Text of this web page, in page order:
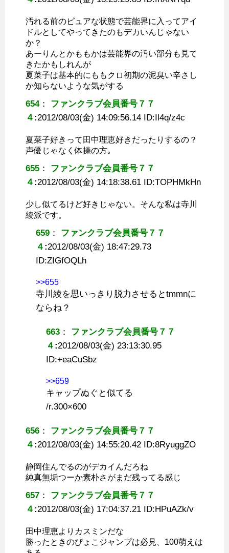
汚れる前のピュアな状態で芸能界に入ってアイ
ドルとしてやってきたのもデカいんじゃない
か？
あーりんとかももかは芸能界の汚い部分も見て
きたかもしれんが
夏菜子は基本的にももクロ初期の泥臭い辛さし
か知らないような気がする
654： ファンクラブ会員番号７７
４ :2012/08/03(金) 14:09:56.14 ID:Il4q/z4c
夏菜子好きって田中理恵好きだったりするの？
声優じゃなく体操の方｡
655 ： ファンクラブ会員番号７７
４ :2012/08/03(金) 14:18:38.61 ID:TOPHMkHn
少し似てるけど好きじゃない。そんな私は寺川
綾派です。
659 ： ファンクラブ会員番号７７
４ :2012/08/03(金) 18:47:29.73
ID:ZIGfOQLh
>>655
寺川綾を思いっきり脱力させるとtmmnに
ならね？
663 ： ファンクラブ会員番号７７
４ :2012/08/03(金) 23:13:30.95
ID:+eaCuSbz
>>659
キャップぬぐと似てる
/r.300×600
656 ： ファンクラブ会員番号７７
４ :2012/08/03(金) 14:55:20.42 ID:8RyuggZO
静岡住んでるのがデカイんだろね
純真無垢つーか素朴さがまだ残ってる感じ
657 ： ファンクラブ会員番号７７
４ :2012/08/03(金) 17:04:37.21 ID:HPuAZk/v
田中理恵よりカスミンだな
勝ったときのぴょこジャンプは必見、100萌えは